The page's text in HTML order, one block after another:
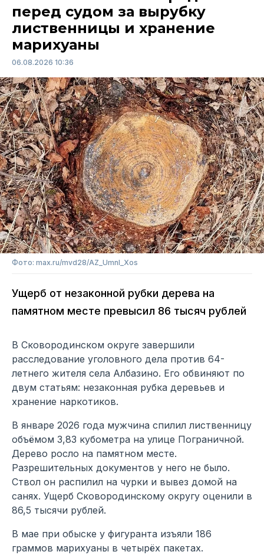
перед судом за вырубку
лиственницы и хранение
марихуаны
06.08.2026 10:36
Фото: max.ru/mvd28/AZ_UmnI_Xos
Ущерб от незаконной рубки дерева на
памятном месте превысил 86 тысяч рублей
В Сковородинском округе завершили
расследование уголовного дела против 64-
летнего жителя села Албазино. Его обвиняют по
двум статьям: незаконная рубка деревьев и
хранение наркотиков.
В январе 2026 года мужчина спилил лиственницу
объёмом 3,83 кубометра на улице Пограничной.
Дерево росло на памятном месте.
Разрешительных документов у него не было.
Ствол он распилил на чурки и вывез домой на
санях. Ущерб Сковородинскому округу оценили в
86,5 тысячи рублей.
В мае при обыске у фигуранта изъяли 186
граммов марихуаны в четырёх пакетах.